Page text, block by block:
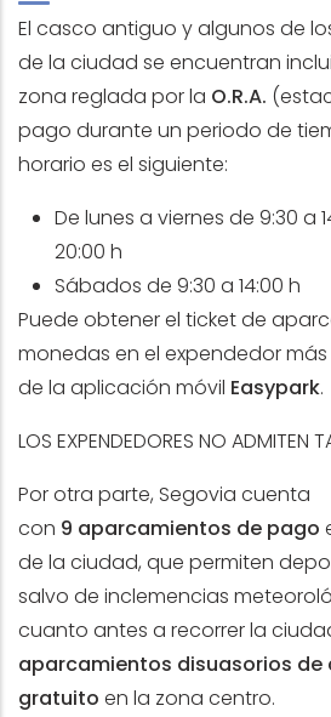
El casco antiguo y algunos de
de la ciudad se encuentran
zona reglada por la O.R.A.
pago durante un periodo de
horario es el siguiente:
De lunes a viernes de 9:30 a
20:00 h
Sábados de 9:30 a 14:00 h
Puede obtener el ticket de
monedas en el expendedor
de la aplicación móvil Easypark.
LOS EXPENDEDORES NO ADMITEN
Por otra parte, Segovia cuenta
con 9 aparcamientos de pago
de la ciudad, que permiten
salvo de inclemencias
cuanto antes a recorrer la
aparcamientos disuasorios de
gratuito en la zona centro.